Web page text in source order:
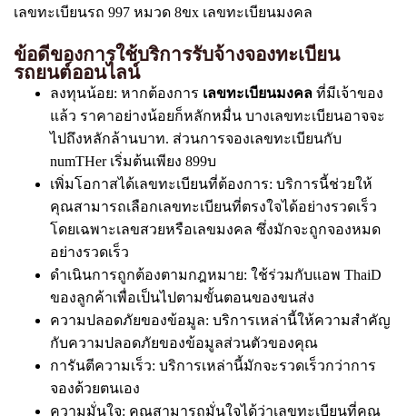
เลขทะเบียนรถ 997 หมวด 8ขx เลขทะเบียนมงคล
ข้อดีของการใช้บริการรับจ้างจองทะเบียน
รถยนต์ออนไลน์
ลงทุนน้อย: หากต้องการ เลขทะเบียนมงคล ที่มีเจ้าของ
แล้ว ราคาอย่างน้อยก็หลักหมื่น บางเลขทะเบียนอาจจะ
ไปถึงหลักล้านบาท. ส่วนการจองเลขทะเบียนกับ
numTHer เริ่มต้นเพียง 899บ
เพิ่มโอกาสได้เลขทะเบียนที่ต้องการ: บริการนี้ช่วยให้
คุณสามารถเลือกเลขทะเบียนที่ตรงใจได้อย่างรวดเร็ว
โดยเฉพาะเลขสวยหรือเลขมงคล ซึ่งมักจะถูกจองหมด
อย่างรวดเร็ว
ดำเนินการถูกต้องตามกฎหมาย: ใช้ร่วมกับแอพ ThaiD
ของลูกค้าเพื่อเป็นไปตามขั้นตอนของขนส่ง
ความปลอดภัยของข้อมูล: บริการเหล่านี้ให้ความสำคัญ
กับความปลอดภัยของข้อมูลส่วนตัวของคุณ
การันตีความเร็ว: บริการเหล่านี้มักจะรวดเร็วกว่าการ
จองด้วยตนเอง
ความมั่นใจ: คุณสามารถมั่นใจได้ว่าเลขทะเบียนที่คุณ